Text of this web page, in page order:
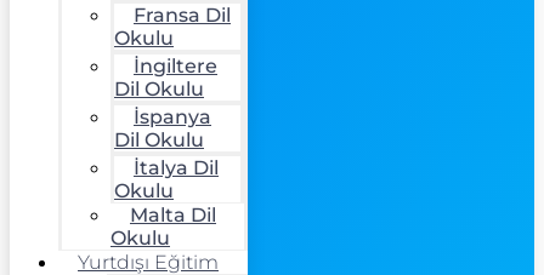
Fransa Dil
Okulu
İngiltere
Dil Okulu
İspanya
Dil Okulu
İtalya Dil
Okulu
Malta Dil
Okulu
Yurtdışı Eğitim